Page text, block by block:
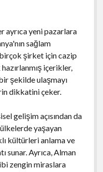
ayrıca yeni pazarlara
sağlam
şirket için cazip
içerikler,
şekilde ulaşmayı
dikkatini çeker.
gelişim açısından da
yaşayan
kültürleri anlama ve
sunar. Ayrıca, Alman
zengin miraslara